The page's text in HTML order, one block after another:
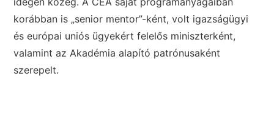
korábban is „senior mentor”-ként, volt igazságügyi
és európai uniós ügyekért felelős miniszterként,
valamint az Akadémia alapító patrónusaként
szerepelt.